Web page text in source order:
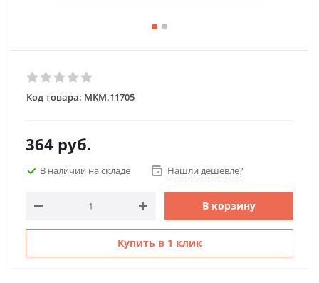
Код товара: MKM.11705
364 руб.
В наличии на складе Нашли дешевле?
В корзину
Купить в 1 клик